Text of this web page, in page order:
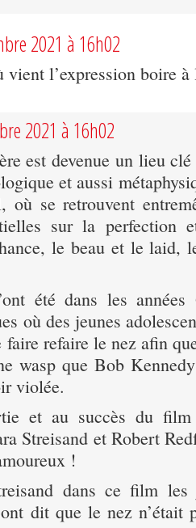
2021 à 16h02
vient l’expression boire
2021 à 16h02
est devenue un lieu
et aussi
où se retrouvent
sur la perfection
le beau et le laid,
été dans les
où des jeunes
refaire le nez afin
wasp que Bob
violée.
et au succès du
Streisand et Robert
!
dans ce film les
dit que le nez n’était